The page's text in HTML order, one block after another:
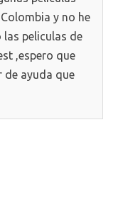
y no he
peliculas de
,espero que
de ayuda que